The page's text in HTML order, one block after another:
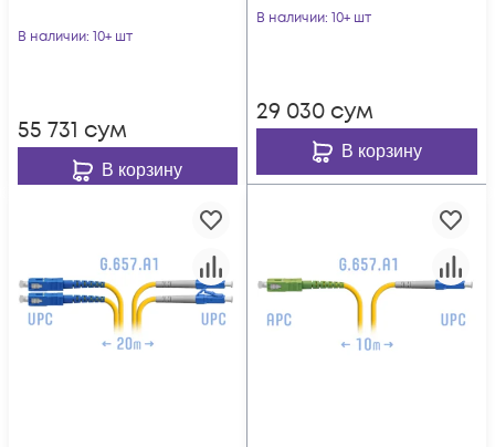
В наличии: 10+ шт
55 731 сум
В корзину
В наличии: 10+ шт
29 030 сум
В корзину